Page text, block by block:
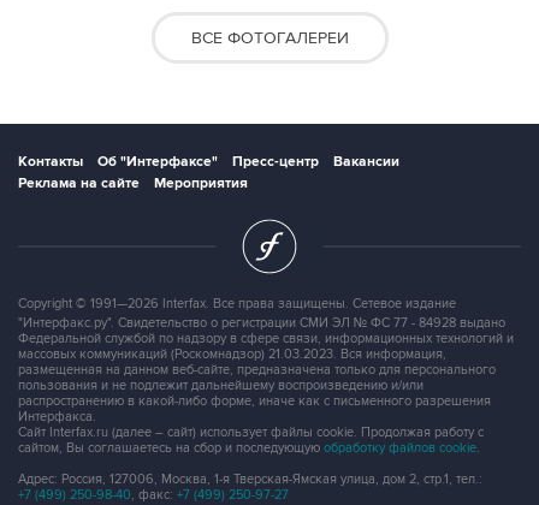
ВСЕ ФОТОГАЛЕРЕИ
Контакты Об "Интерфаксе" Пресс-центр
Вакансии
Реклама на сайте
Мероприятия
Copyright © 1991—2026 Interfax. Все права защищены. Сетевое издание
"Интерфакс.ру". Свидетельство о регистрации СМИ ЭЛ № ФС 77 - 84928 выдано
Федеральной службой по надзору в сфере связи, информационных технологий и
массовых коммуникаций (Роскомнадзор) 21.03.2023. Вся информация,
размещенная на данном веб-сайте, предназначена только для персонального
пользования и не подлежит дальнейшему воспроизведению и/или
распространению в какой-либо форме, иначе как с письменного разрешения
Интерфакса.
Сайт Interfax.ru (далее – сайт) использует файлы cookie. Продолжая работу с
сайтом, Вы соглашаетесь на сбор и последующую обработку файлов cookie.
Адрес: Россия, 127006, Москва, 1-я Тверская-Ямская улица, дом 2, стр.1, тел.:
+7 (499) 250-98-40, факс: +7 (499) 250-97-27